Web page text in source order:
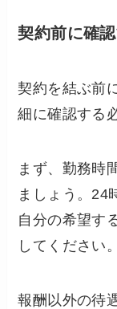
契約前に確
契約を結ぶ前
細に確認する
まず、勤務時
ましょう。24
自分の希望す
してください。
報酬以外の待